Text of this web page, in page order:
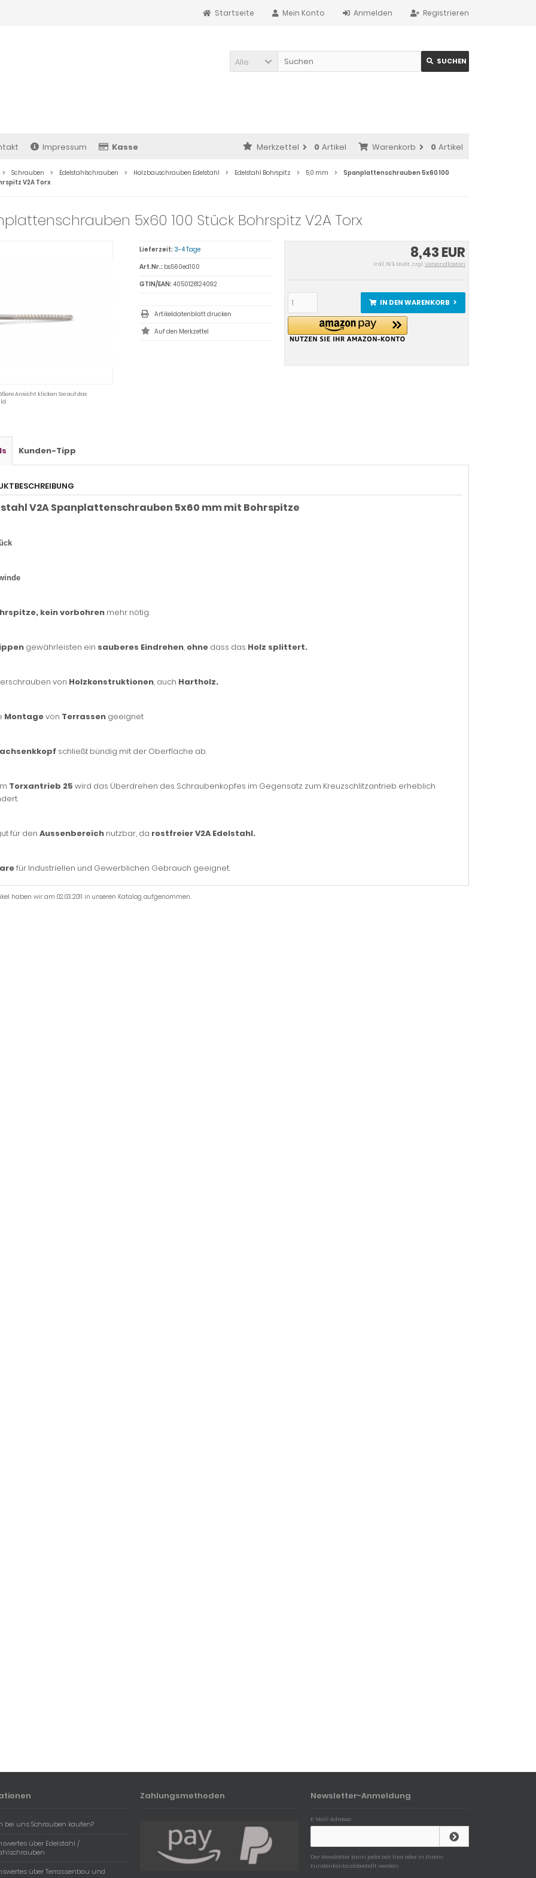
Registrieren
Anmelden
Mein Konto
Startseite
Alle SUCHEN
Impressum Kasse Warenkorb 0 Artikel
Merkzettel 0 Artikel
Schrauben Edelstahlschrauben Holzbauschrauben Edelstahl Edelstahl Bohrspitz 5,0 mm
Spanplattenschrauben 5x60 100
V2A Torx
5x60 100 Stück Bohrspitz V2A Torx
Ansicht klicken Sie auf das
8,43 EUR
inkl. 19 % MwSt. zzgl.Versandkosten
IN DEN WARENKORB
Lieferzeit: 3-4 Tage
Art.Nr.: bs560ed100
GTIN/EAN: 4050128124092
Artikeldatenblatt drucken
Kunden-Tipp
V2A Spanplattenschrauben 5x60 mm mit Bohrspitze
keinvorbohren mehr nötig.
gewährleisten ein sauberes Eindrehen, ohne dass das Holz splittert.
von Holzkonstruktionen, auch Hartholz.
Montagevon Terrassen geeignet
schließt bündig mit der Oberfläche ab.
Torxantrieb 25 wird das Überdrehen des Schraubenkopfes im Gegensatz zum Kreuzschlitzantrieb erheblich
für den Aussenbereich nutzbar, da rostfreier V2A Edelstahl.
für Industriellen und Gewerblichen Gebrauch geeignet.
haben wir am 02.03.2011 in unseren Katalog aufgenommen.
bei uns Schrauben kaufen?
über Edelstahl /
über Terrassenbau und
Zahlungsmethoden Newsletter-Anmeldung
E-Mail-Adresse:
Der Newsletter kann jederzeit hier oder in Ihrem
Kundenkonto abbestellt werden.